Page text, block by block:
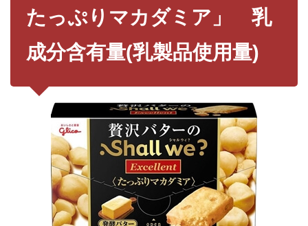
たっぷりマカダミア」 乳
成分含有量(乳製品使用量)